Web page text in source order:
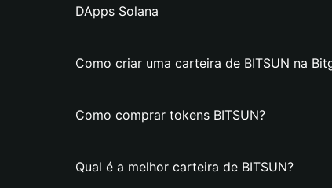
DApps Solana
Como criar uma carteira de BITSUN na
Como comprar tokens BITSUN?
Qual é a melhor carteira de BITSUN?